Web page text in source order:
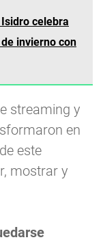
celebra
invierno con
streaming y
en
este
mostrar y